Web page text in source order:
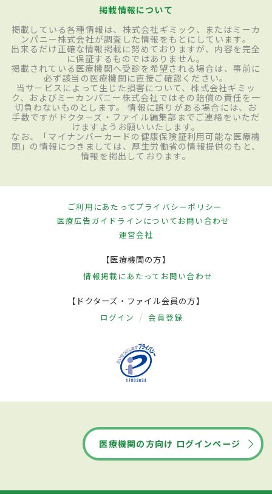
掲載情報について
掲載している各種情報は、株式会社ギミック、またはミーカ
ンパニー株式会社が調査した情報をもとにしています。
出来るだけ正確な情報掲載に努めておりますが、内容を完全
に保証するものではありません。
掲載されている医療機関へ受診を希望される場合は、事前に
必ず該当の医療機関に直接ご確認ください。
当サービスによって生じた損害について、株式会社ギミッ
ク、およびミーカンパニー株式会社ではその賠償の責任を一
切負わないものとします。 情報に誤りがある場合には、お
手数ですがドクターズ・ファイル編集部までご連絡をいただ
けますようお願いいたします。
なお、「マイナンバーカードの健康保険証利用可能な医療機
関」の情報につきましては、厚生労働省の情報提供のもと、
情報を掲出しております。
ご利用にあたってプライバシーポリシー
医療広告ガイドラインについてお問い合わせ
運営会社
【医療機関の方】
情報掲載にあたって お問い合わせ
【ドクターズ・ファイル会員の方】
ログイン 会員登録
医療機関の方向け ログインページ